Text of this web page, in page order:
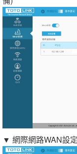
▼ 網際網路WAN設